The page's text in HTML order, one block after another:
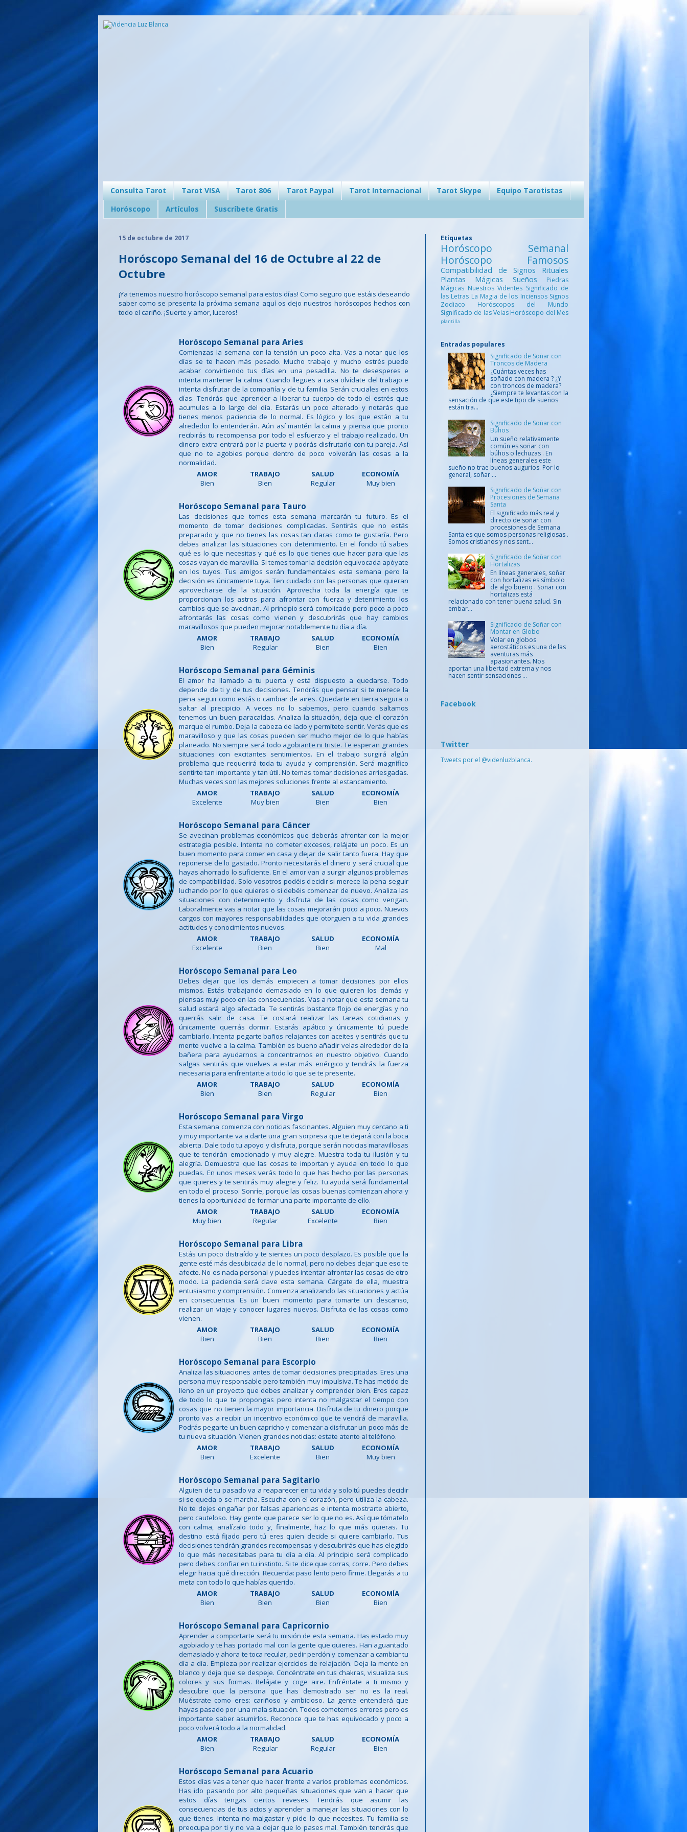
Consulta Tarot Tarot VISA Tarot 806 Tarot Paypal Tarot Internacional Tarot Skype
Equipo Tarotistas
Horóscopo
Artículos Suscríbete Gratis
15 de octubre de 2017
Horóscopo Semanal del 16 de Octubre al 22 de
Octubre
¡Ya tenemos nuestro horóscopo semanal para estos días! Como seguro que estáis deseando
saber como se presenta la próxima semana aquí os dejo nuestros horóscopos hechos con
todo el cariño. ¡Suerte y amor, luceros!
Horóscopo Semanal para Aries
Comienzas la semana con la tensión un poco alta. Vas a notar que los
días se te hacen más pesado. Mucho trabajo y mucho estrés puede
acabar convirtiendo tus días en una pesadilla. No te desesperes e
intenta mantener la calma. Cuando llegues a casa olvídate del trabajo e
intenta disfrutar de la compañía y de tu familia. Serán cruciales en estos
días. Tendrás que aprender a liberar tu cuerpo de todo el estrés que
acumules a lo largo del día. Estarás un poco alterado y notarás que
tienes menos paciencia de lo normal. Es lógico y los que están a tu
alrededor lo entenderán. Aún así mantén la calma y piensa que pronto
recibirás tu recompensa por todo el esfuerzo y el trabajo realizado. Un
dinero extra entrará por la puerta y podrás disfrutarlo con tu pareja. Así
que no te agobies porque dentro de poco volverán las cosas a la
normalidad.
AMOR
Bien
TRABAJO
Bien
SALUD
Regular
ECONOMÍA
Muy bien
Horóscopo Semanal para Tauro
Las decisiones que tomes esta semana marcarán tu futuro. Es el
momento de tomar decisiones complicadas. Sentirás que no estás
preparado y que no tienes las cosas tan claras como te gustaría. Pero
debes analizar las situaciones con detenimiento. En el fondo tú sabes
qué es lo que necesitas y qué es lo que tienes que hacer para que las
cosas vayan de maravilla. Si temes tomar la decisión equivocada apóyate
en los tuyos. Tus amigos serán fundamentales esta semana pero la
decisión es únicamente tuya. Ten cuidado con las personas que quieran
aprovecharse de la situación. Aprovecha toda la energía que te
proporcionan los astros para afrontar con fuerza y detenimiento los
cambios que se avecinan. Al principio será complicado pero poco a poco
afrontarás las cosas como vienen y descubrirás que hay cambios
maravillosos que pueden mejorar notablemente tu día a día.
AMOR
Bien
TRABAJO
Regular
SALUD
Bien
ECONOMÍA
Bien
Horóscopo Semanal para Géminis
El amor ha llamado a tu puerta y está dispuesto a quedarse. Todo
depende de ti y de tus decisiones. Tendrás que pensar si te merece la
pena seguir como estás o cambiar de aires. Quedarte en tierra segura o
saltar al precipicio. A veces no lo sabemos, pero cuando saltamos
tenemos un buen paracaídas. Analiza la situación, deja que el corazón
marque el rumbo. Deja la cabeza de lado y permítete sentir. Verás que es
maravilloso y que las cosas pueden ser mucho mejor de lo que habías
planeado. No siempre será todo agobiante ni triste. Te esperan grandes
situaciones con excitantes sentimientos. En el trabajo surgirá algún
problema que requerirá toda tu ayuda y comprensión. Será magnífico
sentirte tan importante y tan útil. No temas tomar decisiones arriesgadas.
Muchas veces son las mejores soluciones frente al estancamiento.
AMOR
Excelente
TRABAJO
Muy bien
SALUD
Bien
ECONOMÍA
Bien
Horóscopo Semanal para Cáncer
Se avecinan problemas económicos que deberás afrontar con la mejor
estrategia posible. Intenta no cometer excesos, relájate un poco. Es un
buen momento para comer en casa y dejar de salir tanto fuera. Hay que
reponerse de lo gastado. Pronto necesitarás el dinero y será crucial que
hayas ahorrado lo suficiente. En el amor van a surgir algunos problemas
de compatibilidad. Solo vosotros podéis decidir si merece la pena seguir
luchando por lo que quieres o si debéis comenzar de nuevo. Analiza las
situaciones con detenimiento y disfruta de las cosas como vengan.
Laboralmente vas a notar que las cosas mejorarán poco a poco. Nuevos
cargos con mayores responsabilidades que otorguen a tu vida grandes
actitudes y conocimientos nuevos.
AMOR
Excelente
TRABAJO
Bien
SALUD
Bien
ECONOMÍA
Mal
Horóscopo Semanal para Leo
Debes dejar que los demás empiecen a tomar decisiones por ellos
mismos. Estás trabajando demasiado en lo que quieren los demás y
piensas muy poco en las consecuencias. Vas a notar que esta semana tu
salud estará algo afectada. Te sentirás bastante flojo de energías y no
querrás salir de casa. Te costará realizar las tareas cotidianas y
únicamente querrás dormir. Estarás apático y únicamente tú puede
cambiarlo. Intenta pegarte baños relajantes con aceites y sentirás que tu
mente vuelve a la calma. También es bueno añadir velas alrededor de la
bañera para ayudarnos a concentrarnos en nuestro objetivo. Cuando
salgas sentirás que vuelves a estar más enérgico y tendrás la fuerza
necesaria para enfrentarte a todo lo que se te presente.
AMOR
Bien
TRABAJO
Bien
SALUD
Regular
ECONOMÍA
Bien
Horóscopo Semanal para Virgo
Esta semana comienza con noticias fascinantes. Alguien muy cercano a ti
y muy importante va a darte una gran sorpresa que te dejará con la boca
abierta. Dale todo tu apoyo y disfruta, porque serán noticias maravillosas
que te tendrán emocionado y muy alegre. Muestra toda tu ilusión y tu
alegría. Demuestra que las cosas te importan y ayuda en todo lo que
puedas. En unos meses verás todo lo que has hecho por las personas
que quieres y te sentirás muy alegre y feliz. Tu ayuda será fundamental
en todo el proceso. Sonríe, porque las cosas buenas comienzan ahora y
tienes la oportunidad de formar una parte importante de ello.
AMOR
Muy bien
TRABAJO
Regular
SALUD
Excelente
ECONOMÍA
Bien
Horóscopo Semanal para Libra
Estás un poco distraído y te sientes un poco desplazo. Es posible que la
gente esté más desubicada de lo normal, pero no debes dejar que eso te
afecte. No es nada personal y puedes intentar afrontar las cosas de otro
modo. La paciencia será clave esta semana. Cárgate de ella, muestra
entusiasmo y comprensión. Comienza analizando las situaciones y actúa
en consecuencia. Es un buen momento para tomarte un descanso,
realizar un viaje y conocer lugares nuevos. Disfruta de las cosas como
vienen.
AMOR
Bien
TRABAJO
Bien
SALUD
Bien
ECONOMÍA
Bien
Horóscopo Semanal para Escorpio
Analiza las situaciones antes de tomar decisiones precipitadas. Eres una
persona muy responsable pero también muy impulsiva. Te has metido de
lleno en un proyecto que debes analizar y comprender bien. Eres capaz
de todo lo que te propongas pero intenta no malgastar el tiempo con
cosas que no tienen la mayor importancia. Disfruta de tu dinero porque
pronto vas a recibir un incentivo económico que te vendrá de maravilla.
Podrás pegarte un buen capricho y comenzar a disfrutar un poco más de
tu nueva situación. Vienen grandes noticias: estate atento al teléfono.
AMOR
Bien
TRABAJO
Excelente
SALUD
Bien
ECONOMÍA
Muy bien
Horóscopo Semanal para Sagitario
Alguien de tu pasado va a reaparecer en tu vida y solo tú puedes decidir
si se queda o se marcha. Escucha con el corazón, pero utiliza la cabeza.
No te dejes engañar por falsas apariencias e intenta mostrarte abierto,
pero cauteloso. Hay gente que parece ser lo que no es. Así que tómatelo
con calma, analízalo todo y, finalmente, haz lo que más quieras. Tu
destino está fijado pero tú eres quien decide si quiere cambiarlo. Tus
decisiones tendrán grandes recompensas y descubrirás que has elegido
lo que más necesitabas para tu día a día. Al principio será complicado
pero debes confiar en tu instinto. Si te dice que corras, corre. Pero debes
elegir hacia qué dirección. Recuerda: paso lento pero firme. Llegarás a tu
meta con todo lo que habías querido.
AMOR
Bien
TRABAJO
Bien
SALUD
Bien
ECONOMÍA
Bien
Horóscopo Semanal para Capricornio
Aprender a comportarte será tu misión de esta semana. Has estado muy
agobiado y te has portado mal con la gente que quieres. Han aguantado
demasiado y ahora te toca recular, pedir perdón y comenzar a cambiar tu
día a día. Empieza por realizar ejercicios de relajación. Deja la mente en
blanco y deja que se despeje. Concéntrate en tus chakras, visualiza sus
colores y sus formas. Relájate y coge aire. Enfréntate a ti mismo y
descubre que la persona que has demostrado ser no es la real.
Muéstrate como eres: cariñoso y ambicioso. La gente entenderá que
hayas pasado por una mala situación. Todos cometemos errores pero es
importante saber asumirlos. Reconoce que te has equivocado y poco a
poco volverá todo a la normalidad.
AMOR
Bien
TRABAJO
Regular
SALUD
Regular
ECONOMÍA
Bien
Horóscopo Semanal para Acuario
Estos días vas a tener que hacer frente a varios problemas económicos.
Has ido pasando por alto pequeñas situaciones que van a hacer que
estos días tengas ciertos reveses. Tendrás que asumir las
consecuencias de tus actos y aprender a manejar las situaciones con lo
que tienes. Intenta no malgastar y pide lo que necesites. Tu familia se
preocupa por ti y no va a dejar que lo pases mal. También tendrás que
Etiquetas
Horóscopo Semanal
Horóscopo Famosos
Compatibilidad de Signos Rituales
Plantas Mágicas Sueños
Piedras
Mágicas Nuestros Videntes Significado de
las Letras La Magia de los Inciensos Signos
Zodiaco Horóscopos del Mundo
Significado de las Velas Horóscopo del Mes
plantilla
Entradas populares
Significado de Soñar con
Troncos de Madera
¿Cuántas veces has
soñado con madera ? ¿Y
con troncos de madera?
¿Siempre te levantas con la
sensación de que este tipo de sueños
están tra...
Significado de Soñar con
Búhos
Un sueño relativamente
común es soñar con
búhos o lechuzas . En
líneas generales este
sueño no trae buenos augurios. Por lo
general, soñar ...
Significado de Soñar con
Procesiones de Semana
Santa
El significado más real y
directo de soñar con
procesiones de Semana
Santa es que somos personas religiosas .
Somos cristianos y nos sent...
Significado de Soñar con
Hortalizas
En líneas generales, soñar
con hortalizas es símbolo
de algo bueno . Soñar con
hortalizas está
relacionado con tener buena salud. Sin
embar...
Significado de Soñar con
Montar en Globo
Volar en globos
aerostáticos es una de las
aventuras más
apasionantes. Nos
aportan una libertad extrema y nos
hacen sentir sensaciones ...
Facebook
Twitter
Tweets por el @videnluzblanca.